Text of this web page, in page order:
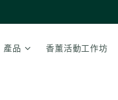
產品 香薰活動工作坊